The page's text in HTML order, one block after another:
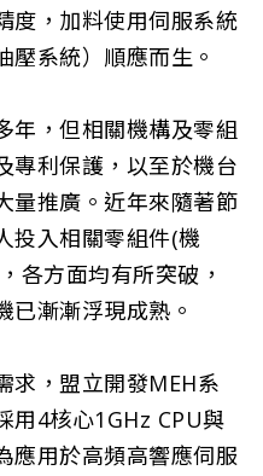
度，加料使用伺服系統
壓系統）順應而生。
年，但相關機構及零組
專利保護，以至於機台
量推廣。近年來隨著節
投入相關零組件(機
各方面均有所突破，
已漸漸浮現成熟。
求，盟立開發MEH系
用4核心1GHz CPU與
應用於高頻高響應伺服